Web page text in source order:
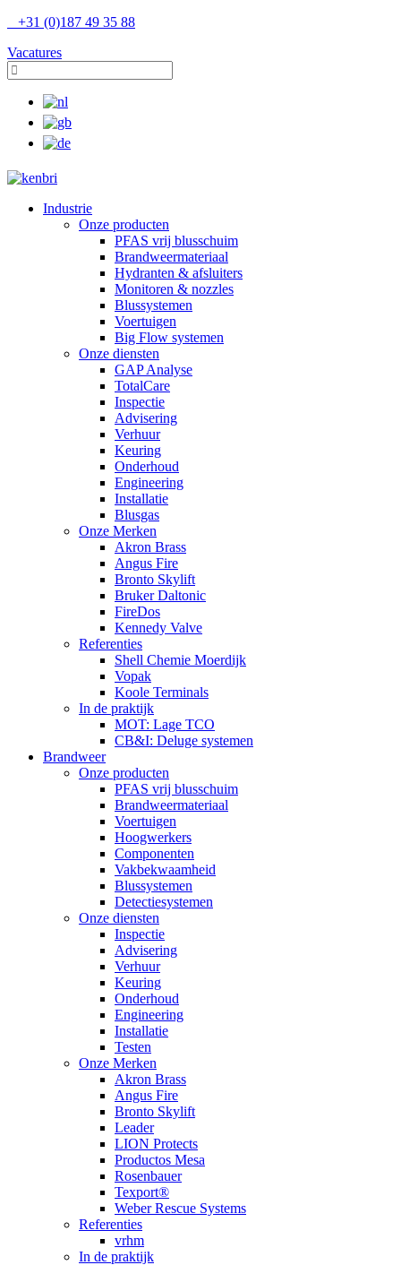
+31 (0)187 49 35 88
Vacatures
Industrie
Onze producten
PFAS vrij blusschuim
Brandweermateriaal
Hydranten & afsluiters
Monitoren & nozzles
Blussystemen
Voertuigen
Big Flow systemen
Onze diensten
GAP Analyse
TotalCare
Inspectie
Advisering
Verhuur
Keuring
Onderhoud
Engineering
Installatie
Blusgas
Onze Merken
Akron Brass
Angus Fire
Bronto Skylift
Bruker Daltonic
FireDos
Kennedy Valve
Referenties
Shell Chemie Moerdijk
Vopak
Koole Terminals
In de praktijk
MOT: Lage TCO
CB&I: Deluge systemen
Brandweer
Onze producten
PFAS vrij blusschuim
Brandweermateriaal
Voertuigen
Hoogwerkers
Componenten
Vakbekwaamheid
Blussystemen
Detectiesystemen
Onze diensten
Inspectie
Advisering
Verhuur
Keuring
Onderhoud
Engineering
Installatie
Testen
Onze Merken
Akron Brass
Angus Fire
Bronto Skylift
Leader
LION Protects
Productos Mesa
Rosenbauer
Texport®
Weber Rescue Systems
Referenties
vrhm
In de praktijk